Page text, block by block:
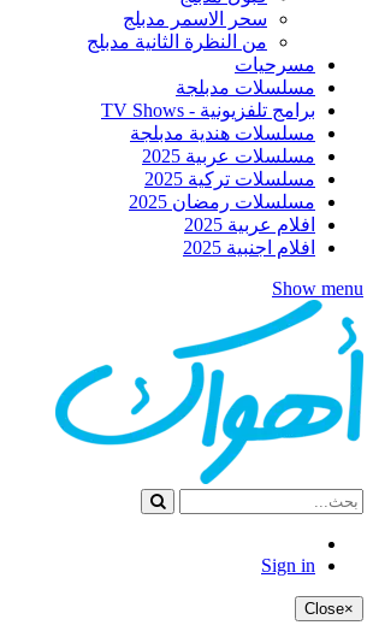
سحر الاسمر مدبلج
من النظرة الثانية مدبلج
مسرحيات
مسلسلات مدبلجة
برامج تلفزيونية - TV Shows
مسلسلات هندية مدبلجة
مسلسلات عربية 2025
مسلسلات تركية 2025
مسلسلات رمضان 2025
افلام عربية 2025
افلام اجنبية 2025
Show menu
Sign in
×
Close